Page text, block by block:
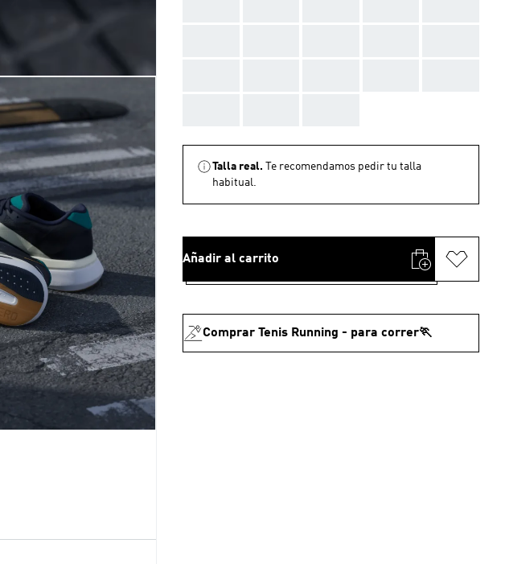
Talla real.
Te recomendamos pedir tu talla
habitual.
Añadir al carrito
Comprar Tenis Running - para correr🏃